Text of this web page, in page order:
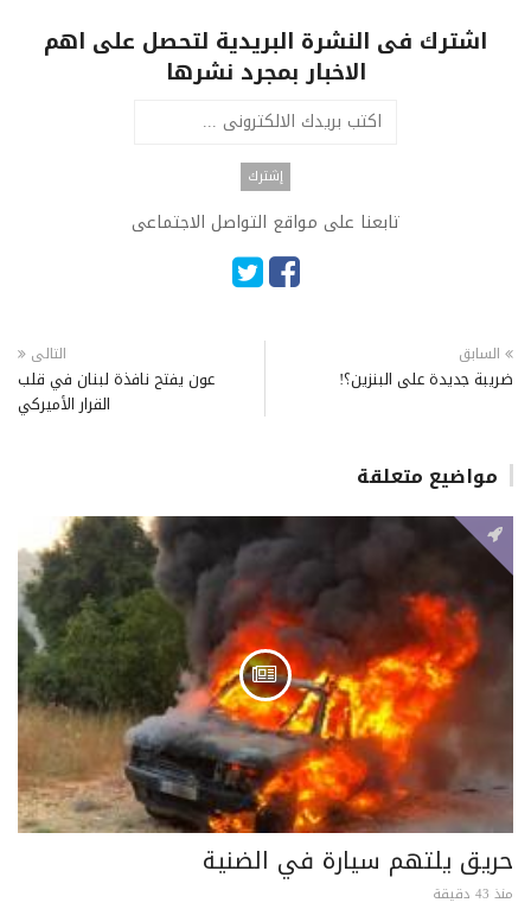
اشترك فى النشرة البريدية لتحصل على اهم
الاخبار بمجرد نشرها
تابعنا على مواقع التواصل الاجتماعى
السابق
ضريبة جديدة على البنزين؟!
التالى
عون يفتح نافذة لبنان في قلب
القرار الأميركي
مواضيع متعلقة
حريق يلتهم سيارة في الضنية
منذ 43 دقيقة